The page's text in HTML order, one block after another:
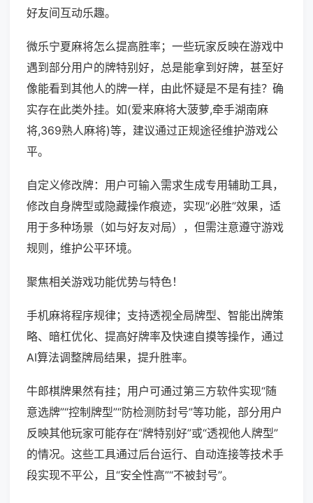
好友间互动乐趣。
微乐宁夏麻将怎么提高胜率；一些玩家反映在游戏中
遇到部分用户的牌特别好，总是能拿到好牌，甚至好
像能看到其他人的牌一样，由此怀疑是不是有挂？确
实存在此类外挂。如(爱来麻将大菠萝,牵手湖南麻
将,369熟人麻将)等，建议通过正规途径维护游戏公
平。
自定义修改牌：用户可输入需求生成专用辅助工具，
修改自身牌型或隐藏操作痕迹，实现“必胜”效果，适
用于多种场景（如与好友对局），但需注意遵守游戏
规则，维护公平环境。
聚焦相关游戏功能优势与特色！
手机麻将程序规律；支持透视全局牌型、智能出牌策
略、暗杠优化、提高好牌率及快速自摸等操作，通过
AI算法调整牌局结果，提升胜率。
牛郎棋牌果然有挂；用户可通过第三方软件实现“随
意选牌”“控制牌型”“防检测防封号”等功能，部分用户
反映其他玩家可能存在“牌特别好”或“透视他人牌型”
的情况。这些工具通过后台运行、自动连接等技术手
段实现不平公，且“安全性高”“不被封号”。